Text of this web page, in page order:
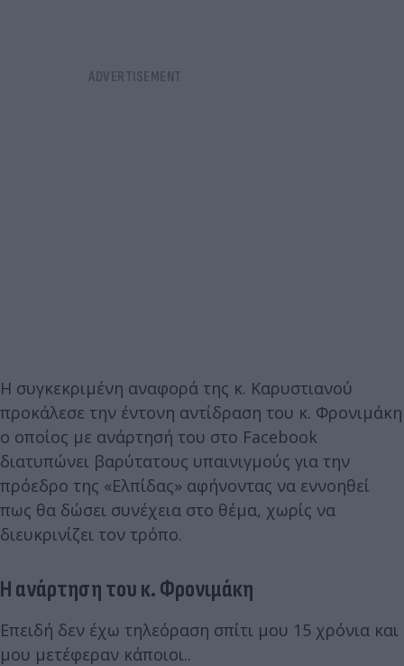
Η συγκεκριμένη αναφορά της κ. Καρυστιανού
προκάλεσε την έντονη αντίδραση του κ. Φρονιμάκη
ο οποίος με ανάρτησή του στο Facebook
διατυπώνει βαρύτατους υπαινιγμούς για την
πρόεδρο της «Ελπίδας» αφήνοντας να εννοηθεί
πως θα δώσει συνέχεια στο θέμα, χωρίς να
διευκρινίζει τον τρόπο.
Η ανάρτηση του κ. Φρονιμάκη
Επειδή δεν έχω τηλεόραση σπίτι μου 15 χρόνια και
μου μετέφεραν κάποιοι..